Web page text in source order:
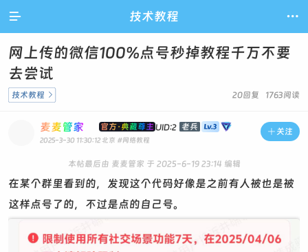
 技术教程 
网上传的微信100%点号秒掉教程千万不要
去尝试
20回复 1763阅读
技术教程 
 关注
麦麦管家 官方·典藏尊主 UID:2 老兵
2025-3-30 11:30:12 北京 #网络教程
本帖最后由 麦麦管家 于 2025-6-19 23:14 编辑
在某个群里看到的，发现这个代码好像是之前有人被也是被
这样点号了的，不过是点的自己号。